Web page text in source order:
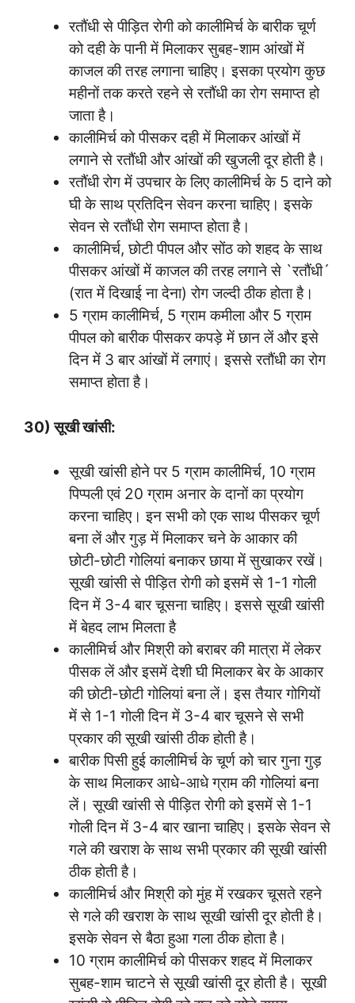
रतौंधी से पीड़ित रोगी को कालीमिर्च के बारीक चूर्ण
को दही के पानी में मिलाकर सुबह-शाम आंखों में
काजल की तरह लगाना चाहिए। इसका प्रयोग कुछ
महीनों तक करते रहने से रतौंधी का रोग समाप्त हो
जाता है।
कालीमिर्च को पीसकर दही में मिलाकर आंखों में
लगाने से रतौंधी और आंखों की खुजली दूर होती है।
रतौंधी रोग में उपचार के लिए कालीमिर्च के 5 दाने को
घी के साथ प्रतिदिन सेवन करना चाहिए। इसके
सेवन से रतौंधी रोग समाप्त होता है।
कालीमिर्च, छोटी पीपल और सोंठ को शहद के साथ
पीसकर आंखों में काजल की तरह लगाने से `रतौंधी´
(रात में दिखाई ना देना) रोग जल्दी ठीक होता है।
5 ग्राम कालीमिर्च, 5 ग्राम कमीला और 5 ग्राम
पीपल को बारीक पीसकर कपड़े में छान लें और इसे
दिन में 3 बार आंखों में लगाएं। इससे रतौंधी का रोग
समाप्त होता है।
30) सूखी खांसी:
सूखी खांसी होने पर 5 ग्राम कालीमिर्च, 10 ग्राम
पिप्पली एवं 20 ग्राम अनार के दानों का प्रयोग
करना चाहिए। इन सभी को एक साथ पीसकर चूर्ण
बना लें और गुड़ में मिलाकर चने के आकार की
छोटी-छोटी गोलियां बनाकर छाया में सुखाकर रखें।
सूखी खांसी से पीड़ित रोगी को इसमें से 1-1 गोली
दिन में 3-4 बार चूसना चाहिए। इससे सूखी खांसी
में बेहद लाभ मिलता है
कालीमिर्च और मिश्री को बराबर की मात्रा में लेकर
पीसक लें और इसमें देशी घी मिलाकर बेर के आकार
की छोटी-छोटी गोलियां बना लें। इस तैयार गोगियों
में से 1-1 गोली दिन में 3-4 बार चूसने से सभी
प्रकार की सूखी खांसी ठीक होती है।
बारीक पिसी हुई कालीमिर्च के चूर्ण को चार गुना गुड़
के साथ मिलाकर आधे-आधे ग्राम की गोलियां बना
लें। सूखी खांसी से पीड़ित रोगी को इसमें से 1-1
गोली दिन में 3-4 बार खाना चाहिए। इसके सेवन से
गले की खराश के साथ सभी प्रकार की सूखी खांसी
ठीक होती है।
कालीमिर्च और मिश्री को मुंह में रखकर चूसते रहने
से गले की खराश के साथ सूखी खांसी दूर होती है।
इसके सेवन से बैठा हुआ गला ठीक होता है।
10 ग्राम कालीमिर्च को पीसकर शहद में मिलाकर
सुबह-शाम चाटने से सूखी खांसी दूर होती है। सूखी